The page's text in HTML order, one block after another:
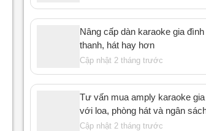
Nâng cấp dàn karaoke gia
thanh, hát hay hơn
Cập nhật 2 tháng trước
Tư vấn mua amply karaoke
với loa, phòng hát và ngân
Cập nhật 2 tháng trước